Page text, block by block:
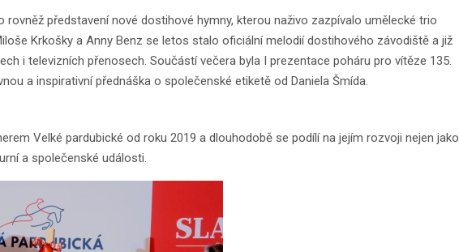
představení nové dostihové hymny, kterou naživo zazpívalo umělecké trio
Krkošky a Anny Benz se letos stalo oficiální melodií dostihového závodiště a již
i televizních přenosech. Součástí večera byla I prezentace poháru pro vítěze 135.
a inspirativní přednáška o společenské etiketě od Daniela Šmída.
Velké pardubické od roku 2019 a dlouhodobě se podílí na jejím rozvoji nejen jako
a společenské události.